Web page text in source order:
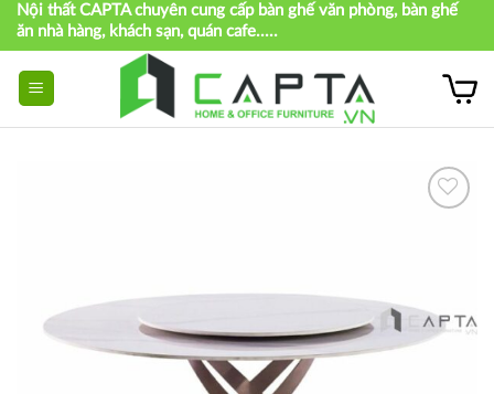
Skip
content
Nội thất CAPTA chuyên cung cấp bàn ghế văn phòng, bàn ghế
ăn nhà hàng, khách sạn, quán cafe.....